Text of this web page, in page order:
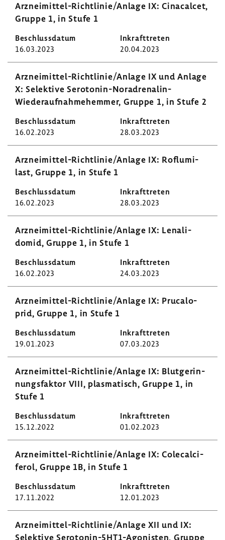
Arzneimittel-​Richtlinie/Anlage IX: Cinacalcet,
Gruppe 1, in Stufe 1
16.03.2023 20.04.2023
Arzneimittel-​Richtlinie/Anlage IX und Anlage
X: Selek­tive Serotonin-​Noradrenalin-
Wiederaufnahmehemmer, Gruppe 1, in Stufe 2
16.02.2023 28.03.2023
Arzneimittel-​Richtlinie/Anlage IX: Roflu­mi­
last, Gruppe 1, in Stufe 1
16.02.2023 28.03.2023
Arzneimittel-​Richtlinie/Anlage IX: Lena­li­
domid, Gruppe 1, in Stufe 1
16.02.2023 24.03.2023
Arzneimittel-​Richtlinie/Anlage IX: Pruca­lo­
prid, Gruppe 1, in Stufe 1
19.01.2023 07.03.2023
Arzneimittel-​Richtlinie/Anlage IX: Blut­ge­rin­
nungs­faktor VIII, plas­ma­tisch, Gruppe 1, in
Stufe 1
15.12.2022 01.02.2023
Arzneimittel-​Richtlinie/Anlage IX: Cole­cal­ci­
ferol, Gruppe 1B, in Stufe 1
17.11.2022 12.01.2023
Arzneimittel-​Richtlinie/Anlage XII und IX:
Selek­tive Serotonin-​5HT1-Agonisten, Gruppe